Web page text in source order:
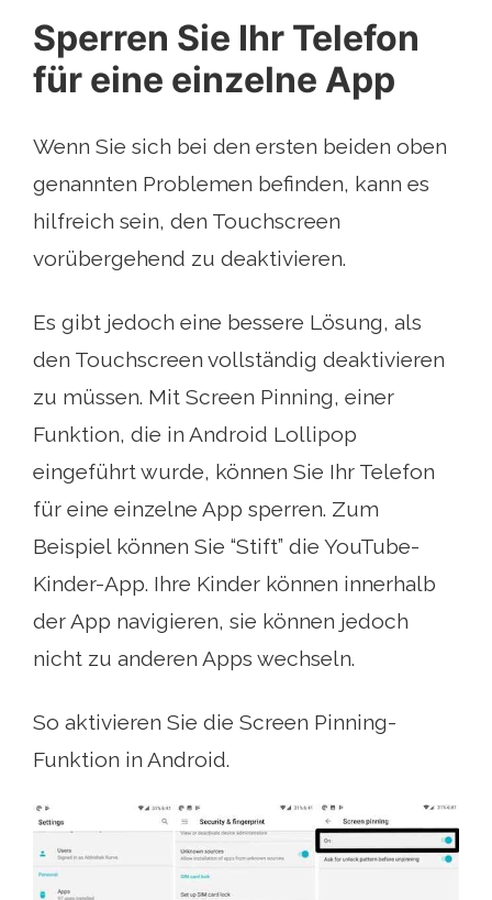
Sperren Sie Ihr Telefon
für eine einzelne App
Wenn Sie sich bei den ersten beiden oben
genannten Problemen befinden, kann es
hilfreich sein, den Touchscreen
vorübergehend zu deaktivieren.
Es gibt jedoch eine bessere Lösung, als
den Touchscreen vollständig deaktivieren
zu müssen. Mit Screen Pinning, einer
Funktion, die in Android Lollipop
eingeführt wurde, können Sie Ihr Telefon
für eine einzelne App sperren. Zum
Beispiel können Sie “Stift” die YouTube-
Kinder-App. Ihre Kinder können innerhalb
der App navigieren, sie können jedoch
nicht zu anderen Apps wechseln.
So aktivieren Sie die Screen Pinning-
Funktion in Android.